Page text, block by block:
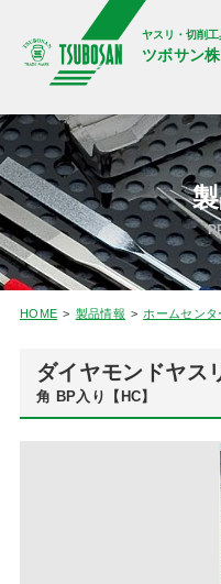
ヤスリ・切削
ツボサン
HOME 製品情報 ホームセンタ
ダイヤモンドヤス
角 BP入り【HC】